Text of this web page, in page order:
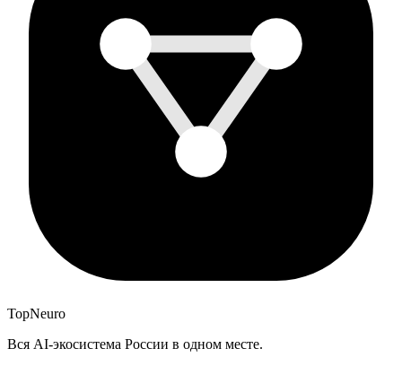
TopNeuro
Вся AI-экосистема России в одном месте.